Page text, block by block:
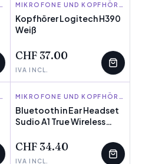
LOGITECH
WENIGE ÜBRIG
Kopfhörer Logitech H390
Weiß
CHF 37.00
IVA INCL.
SUDIO
WENIGE ÜBRIG
Bluetooth in Ear Headset
Sudio A1 True Wireless
CHF 34.40
IVA INCL.